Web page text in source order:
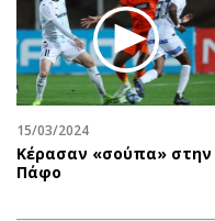
15/03/2024
Κέρασαν «σούπα» στην
Πάφο